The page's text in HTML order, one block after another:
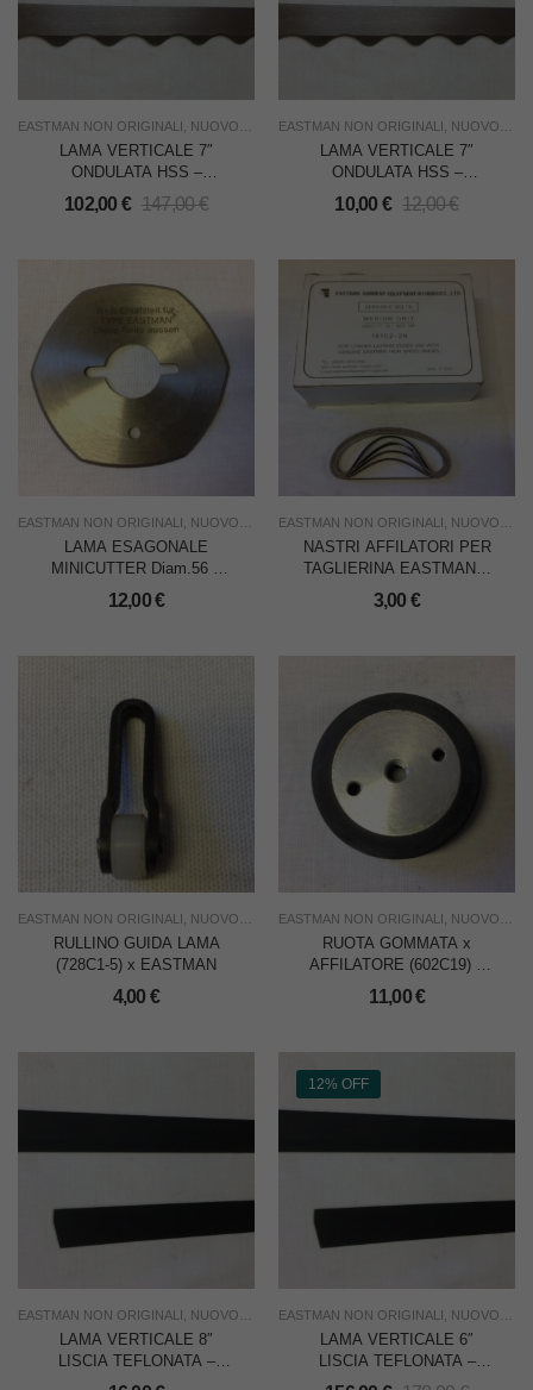
EASTMAN NON ORIGINALI NUOVO RICAMBI PER TAGLIERINE, TAGLIO USO
LAMA VERTICALE 7″
ONDULATA HSS –
GOLDEN EAGLE x
EASTMAN – CONF. DA 12
102,00 € 147,00€
EASTMAN NON ORIGINALI NUOVO
LAMA VERTICALE 7″
ONDULATA HSS –
GOLDEN EAGLE x
EASTMAN – CADAUNA
10,00 € 12,00€
EASTMAN NON ORIGINALI NUOVO RICAMBI PER TAGLIERINE, TAGLIO USO
LAMA ESAGONALE
MINICUTTER Diam.56 x
EASTMAN
12,00€
EASTMAN NON ORIGINALI NUOVO
NASTRI AFFILATORI PER
TAGLIERINA EASTMAN E
KM – PZ.10
3,00 €
EASTMAN NON ORIGINALI NUOVO RICAMBI PER TAGLIERINE, TAGLIO USO
RULLINO GUIDA LAMA
(728C1-5) x EASTMAN
4,00 €
EASTMAN NON ORIGINALI NUOVO
RUOTA GOMMATA x
AFFILATORE (602C19) x
EASTMAN
11,00€
EASTMAN NON ORIGINALI NUOVO RICAMBI PER TAGLIERINE, TAGLIO USO
LAMA VERTICALE 8″
LISCIA TEFLONATA –
MADE IN USA –
12% OFF
EASTMAN NON ORIGINALI NUOVO
LAMA VERTICALE 6″
LISCIA TEFLONATA –
MADE IN USA – CONF.